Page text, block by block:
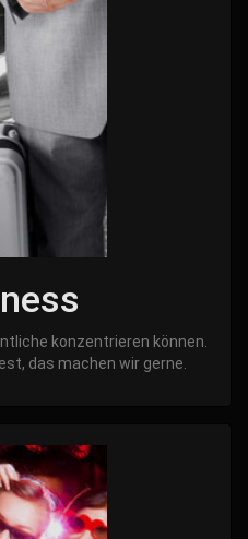
konzentrieren können.
das machen wir gerne.